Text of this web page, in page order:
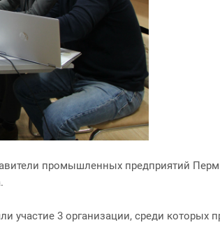
промышленных предприятий
участие 3 организации, среди